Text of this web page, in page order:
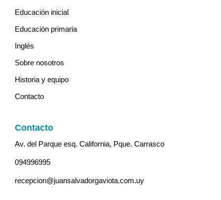
Educación inicial
Educación primaria
Inglés
Sobre nosotros
Historia y equipo
Contacto
Contacto
Av. del Parque esq. California, Pque. Carrasco
094996995
recepcion@juansalvadorgaviota.com.uy